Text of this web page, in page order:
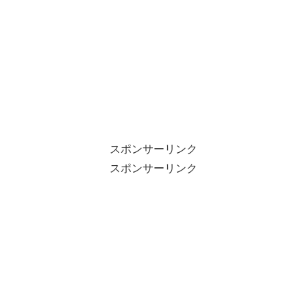
スポンサーリンク
スポンサーリンク